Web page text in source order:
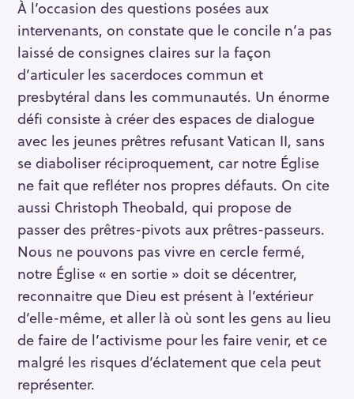
À l’occasion des questions posées aux
intervenants, on constate que le concile n’a pas
laissé de consignes claires sur la façon
d’articuler les sacerdoces commun et
presbytéral dans les communautés. Un énorme
défi consiste à créer des espaces de dialogue
avec les jeunes prêtres refusant Vatican II, sans
se diaboliser réciproquement, car notre Église
ne fait que refléter nos propres défauts. On cite
aussi Christoph Theobald, qui propose de
passer des prêtres-pivots aux prêtres-passeurs.
Nous ne pouvons pas vivre en cercle fermé,
notre Église « en sortie » doit se décentrer,
reconnaitre que Dieu est présent à l’extérieur
d’elle-même, et aller là où sont les gens au lieu
de faire de l’activisme pour les faire venir, et ce
malgré les risques d’éclatement que cela peut
représenter.
S
e
a
r
c
h
f
o
r
: